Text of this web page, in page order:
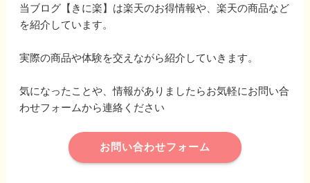
当ブログ【きに楽】は楽天のお得情報や、楽天の商品など
を紹介しています。
実際の商品や体験を交えながら紹介していきます。
気になったことや、情報がありましたらお気軽にお問い合
わせフォームから連絡ください
お問い合わせフォーム